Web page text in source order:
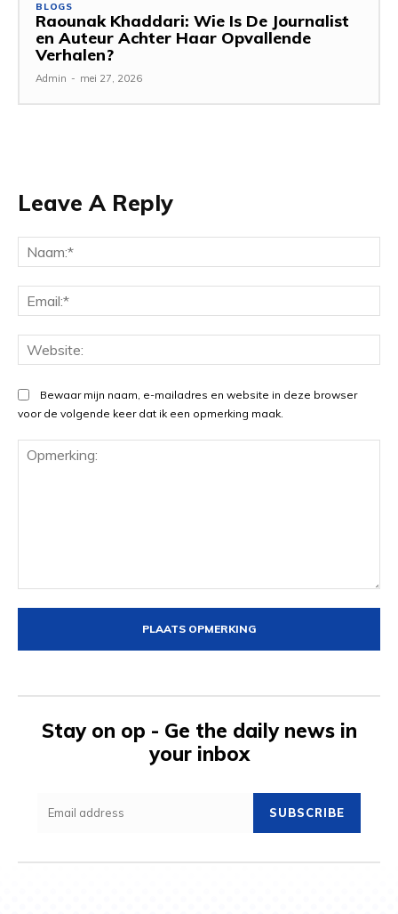
BLOGS
Raounak Khaddari: Wie Is De Journalist
en Auteur Achter Haar Opvallende
Verhalen?
Admin - mei 27, 2026
Leave A Reply
Bewaar mijn naam, e-mailadres en website in deze browser
voor de volgende keer dat ik een opmerking maak.
Stay on op - Ge the daily news in
your inbox
SUBSCRIBE